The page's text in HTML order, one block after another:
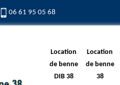
06 61 95 05 68
Location
de benne
DIB 38
Location
de benne
38